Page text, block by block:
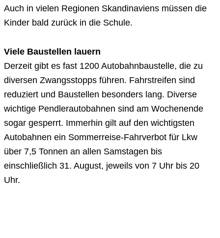
Auch in vielen Regionen Skandinaviens müssen die
Kinder bald zurück in die Schule.
Viele Baustellen lauern
Derzeit gibt es fast 1200 Autobahnbaustelle, die zu
diversen Zwangsstopps führen. Fahrstreifen sind
reduziert und Baustellen besonders lang. Diverse
wichtige Pendlerautobahnen sind am Wochenende
sogar gesperrt. Immerhin gilt auf den wichtigsten
Autobahnen ein Sommerreise-Fahrverbot für Lkw
über 7,5 Tonnen an allen Samstagen bis
einschließlich 31. August, jeweils von 7 Uhr bis 20
Uhr.